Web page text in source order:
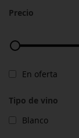
Precio
En oferta
Tipo de vino
Blanco